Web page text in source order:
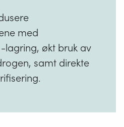
med
lagring, økt bruk av
samt direkte